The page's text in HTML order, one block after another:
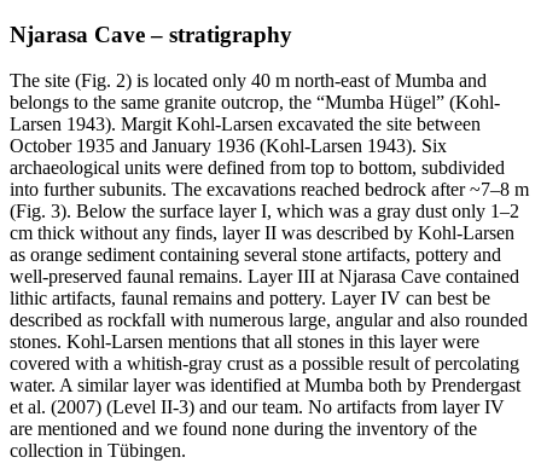
Njarasa Cave – stratigraphy
The site (Fig. 2) is located only 40 m north-east of Mumba and
belongs to the same granite outcrop, the “Mumba Hügel” (Kohl-
Larsen 1943). Margit Kohl-Larsen excavated the site between
October 1935 and January 1936 (Kohl-Larsen 1943). Six
archaeological units were defined from top to bottom, subdivided
into further subunits. The excavations reached bedrock after ~7–8 m
(Fig. 3). Below the surface layer I, which was a gray dust only 1–2
cm thick without any finds, layer II was described by Kohl-Larsen
as orange sediment containing several stone artifacts, pottery and
well-preserved faunal remains. Layer III at Njarasa Cave contained
lithic artifacts, faunal remains and pottery. Layer IV can best be
described as rockfall with numerous large, angular and also rounded
stones. Kohl-Larsen mentions that all stones in this layer were
covered with a whitish-gray crust as a possible result of percolating
water. A similar layer was identified at Mumba both by Prendergast
et al. (2007) (Level II-3) and our team. No artifacts from layer IV
are mentioned and we found none during the inventory of the
collection in Tübingen.